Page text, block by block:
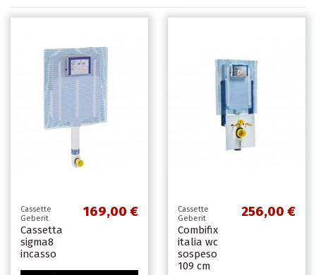
Cassette
Geberit
Cassetta
sigma8
incasso
169,00 €
Cassette
Geberit
Combifix
italia wc
sospeso
109 cm
256,00 €